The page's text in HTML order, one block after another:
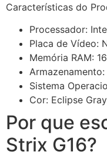
Características do
Processador:
Placa de Vídeo:
Memória RAM:
Armazenamento:
Sistema
Cor: Eclipse Gray
Por que
Strix G16?